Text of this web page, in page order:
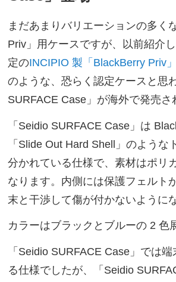
まだあまりバリエーションの多く
Priv」用ケースですが、以前紹介
定のINCIPIO 製「BlackBerry Priv
のような、恐らく認定ケースと思
SURFACE Case」が海外で発売さ
「Seidio SURFACE Case」は
「Slide Out Hard Shell」のような
分かれている仕様で、素材はポリ
なります。内側には保護フェルト
末と干渉して傷が付かないように
カラーはブラックとブルーの 2 色
「Seidio SURFACE Case」では
る仕様でしたが、「Seidio